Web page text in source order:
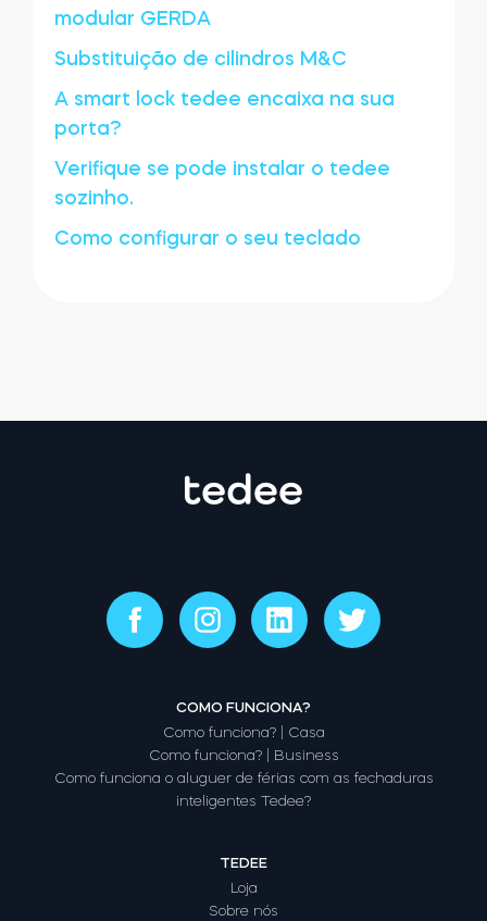
modular GERDA
Substituição de cilindros M&C
A smart lock tedee encaixa na sua
porta?
Verifique se pode instalar o tedee
sozinho.
Como configurar o seu teclado
COMO FUNCIONA?
Como funciona? | Casa
Como funciona? | Business
Como funciona o aluguer de férias com as fechaduras
inteligentes Tedee?
TEDEE
Loja
Sobre nós